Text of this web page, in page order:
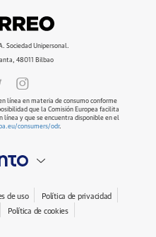
Sociedad Unipersonal.
48011 Bilbao
línea en materia de consumo conforme
que la Comisión Europea facilita
y que se encuentra disponible en el
consumers/odr.
de uso
Política de privacidad
Política de cookies